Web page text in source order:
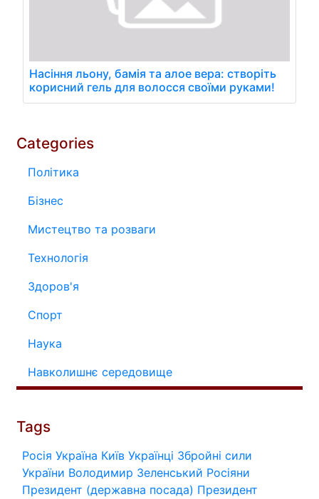
Насіння льону, бамія та алое вера: створіть
корисний гель для волосся своїми руками!
Categories
Політика
Бізнес
Мистецтво та розваги
Технологія
Здоров'я
Спорт
Наука
Навколишнє середовище
Tags
Росія Україна Київ Українці Збройні сили
України Володимир Зеленський Росіяни
Президент (державна посада) Президент